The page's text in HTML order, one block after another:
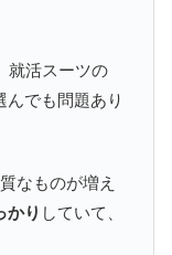
就活スーツの
でも問題あり
なものが増え
かり していて、